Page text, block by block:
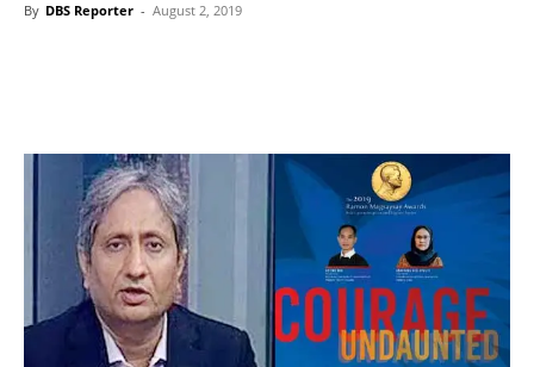
By DBS Reporter - August 2, 2019